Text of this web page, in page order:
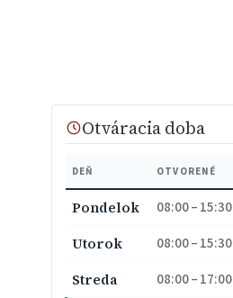
Otváracia doba
DEŇ OTVORENÉ
Pondelok 08:00 – 15:30
Utorok 08:00 – 15:30
Streda 08:00 – 17:00